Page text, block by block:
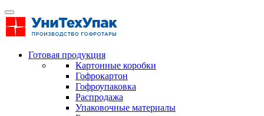
Готовая продукция
Картонные коробки
Гофрокартон
Гофроупаковка
Распродажа
Упаковочные материалы